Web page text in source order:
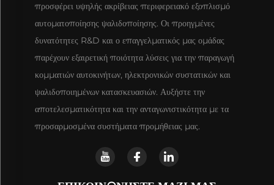
προσφέρει υψηλής ακρίβειας περιφερειακό εξοπλισμό
αυτοματοποίησης ψαλιδοποίησης. Οι προηγμένες
δυνατότητες R&D και ο επαγγελματικός μας ομάδας
παρέχουν εξαιρετική ποιότητα λύσεις για την παραγωγή
κομματιών αυτοκινήτων, ηλεκτρονικών συστατικών και
ψαλιδοποιημένων κατασκευασιών. Αυξήστε την
αποτελεσματικότητα και την ανταγωνιστικότητα με τα
προσαρμοσμένα συστήματα προμήθειας μας.